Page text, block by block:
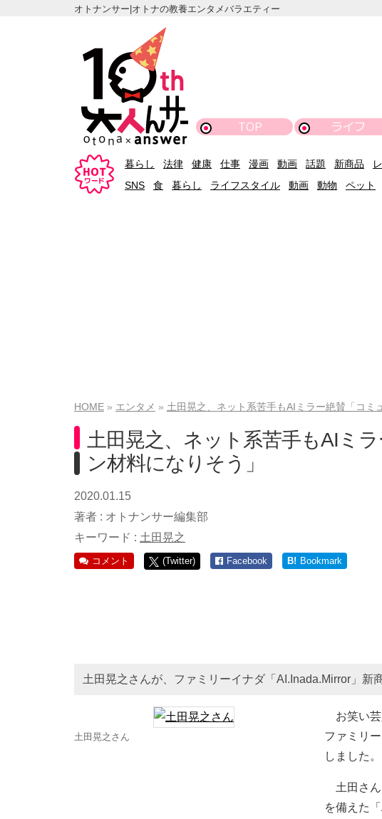
オトナンサー|オトナの教養エンタメバラエティー
TOP ライフ
暮らし 法律 健康 仕事 漫画 動画 話題 新商品
SNS
食 暮らし ライフスタイル 動画 動物 ペット
HOME エンタメ 土田晃之、ネット系苦手もAIミラー絶賛「コミ
土田晃之、ネット系苦手もAIミ
ン材料になりそう」
2020.01.15
著者 : オトナンサー編集部
キーワード : 土田晃之
コメント (Twitter) Facebook B! Bookmark
土田晃之さんが、ファミリーイナダ「AI.Inada.Mirror」新
土田晃之さん
お笑い芸
ファミリ
しました。
土田さん
を備えた